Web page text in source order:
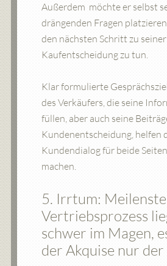
Außerdem möchte er selbst
drängenden Fragen
den nächsten Schritt zu seiner
Kaufentscheidung zu tun.
Klar formulierte
des Verkäufers, die seine
füllen, aber auch seine
Kundenentscheidung, helfen
Kundendialog für beide
machen.
5. Irrtum:
Vertriebsprozess
schwer im Magen,
der Akquise nur der